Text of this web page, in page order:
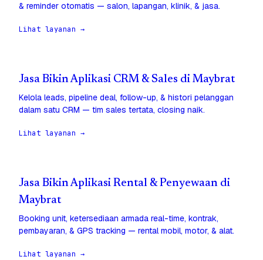
& reminder otomatis — salon, lapangan, klinik, & jasa.
Lihat layanan →
Jasa Bikin Aplikasi CRM & Sales di Maybrat
Kelola leads, pipeline deal, follow-up, & histori pelanggan
dalam satu CRM — tim sales tertata, closing naik.
Lihat layanan →
Jasa Bikin Aplikasi Rental & Penyewaan di
Maybrat
Booking unit, ketersediaan armada real-time, kontrak,
pembayaran, & GPS tracking — rental mobil, motor, & alat.
Lihat layanan →